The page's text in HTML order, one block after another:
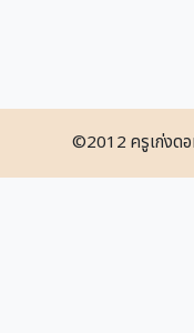
©2012 ครูเก่งด